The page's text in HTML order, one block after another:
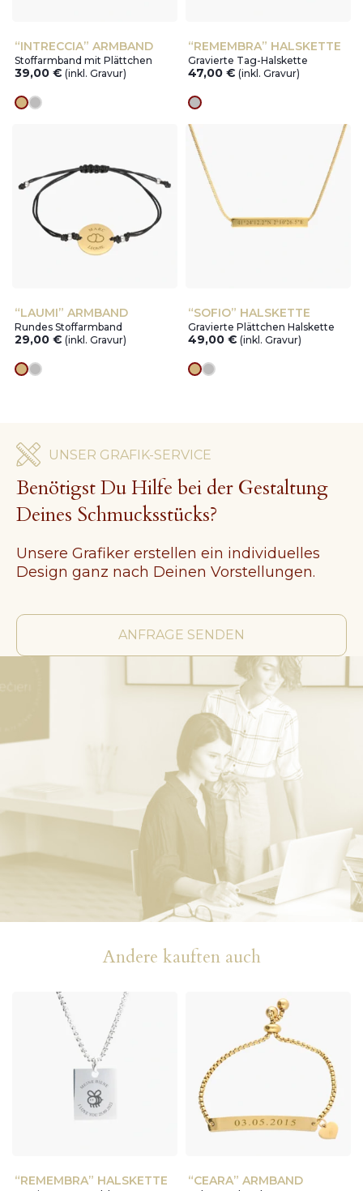
“INTRECCIA” ARMBAND
Stoffarmband mit Plättchen
39,00€ (inkl. Gravur)
Goldes
silver
“REMEMBRA” HALSKETTE
Gravierte Tag-Halskette
47,00€ (inkl. Gravur)
silver
“LAUMI” ARMBAND
Rundes Stoffarmband
29,00€ (inkl. Gravur)
Goldes
silver
“SOFIO” HALSKETTE
Gravierte Plättchen Halskette
49,00€ (inkl. Gravur)
Goldes
silver
UNSER GRAFIK-SERVICE
Benötigst Du Hilfe bei der Gestaltung
Deines Schmucksstücks?
Unsere Grafiker erstellen ein individuelles
Design ganz nach Deinen Vorstellungen.
ANFRAGE SENDEN
Andere kauften auch
“REMEMBRA” HALSKETTE “CEARA” ARMBAND